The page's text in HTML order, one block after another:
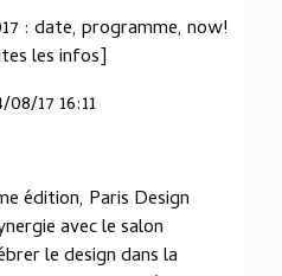
: date, programme, now!
les infos]
17 16:11
édition, Paris Design
avec le salon
le design dans la